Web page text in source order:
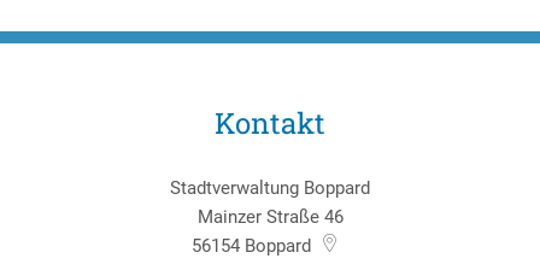
Kontakt
Stadtverwaltung Boppard
Mainzer Straße 46
56154 Boppard